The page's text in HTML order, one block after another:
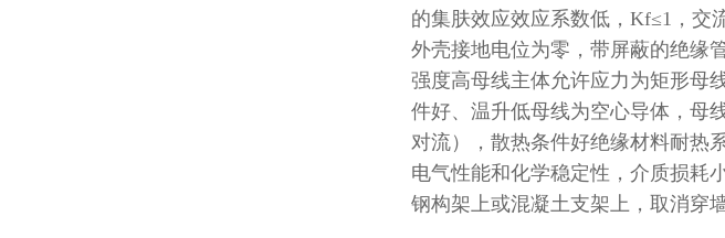
的集肤效应效应系数低， Kf≤1 ，交
外壳接地电位为零，带屏蔽的绝缘
强度高母线主体允许应力为矩形母
件好、温升低母线为空心导体，母
对流），散热条件好绝缘材料耐热
电气性能和化学稳定性，介质损耗
钢构架上或混凝土支架上，取消穿